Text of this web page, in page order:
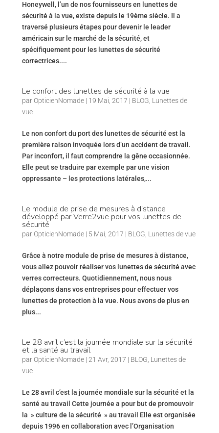
Honeywell, l’un de nos fournisseurs en lunettes de
sécurité à la vue, existe depuis le 19ème siècle. Il a
traversé plusieurs étapes pour devenir le leader
américain sur le marché de la sécurité, et
spécifiquement pour les lunettes de sécurité
correctrices....
Le confort des lunettes de sécurité à la vue
par OpticienNomade| 19 Mai, 2017 | BLOG Lunettes de
vue
Le non confort du port des lunettes de sécurité est la
première raison invoquée lors d’un accident de travail.
Par inconfort, il faut comprendre la gêne occasionnée.
Elle peut se traduire par exemple par une vision
oppressante – les protections latérales,...
Le module de prise de mesures à distance
développé par Verre2vue pour vos lunettes de
sécurité
par OpticienNomade| 5 Mai, 2017 | BLOG Lunettes de vue
Grâce à notre module de prise de mesures à distance,
vous allez pouvoir réaliser vos lunettes de sécurité avec
verres correcteurs. Quotidiennement, nous nous
déplaçons dans vos entreprises pour effectuer vos
lunettes de protection à la vue. Nous avons de plus en
plus...
Le 28 avril c’est la journée mondiale sur la sécurité
et la santé au travail
par OpticienNomade| 21 Avr, 2017 | BLOG Lunettes de
vue
Le 28 avril c’est la journée mondiale sur la sécurité et la
santé au travail Cette journée a pour but de promouvoir
la » culture de la sécurité » au travail Elle est organisée
depuis 1996 en collaboration avec l’Organisation